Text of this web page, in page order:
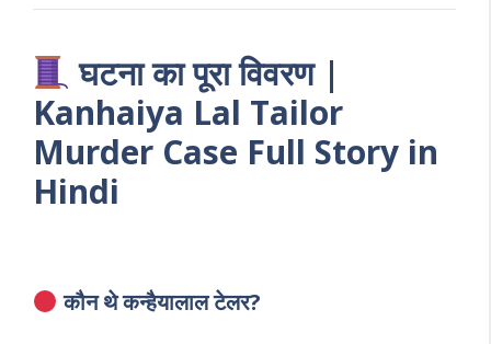
घटना का पूरा विवरण |
Kanhaiya Lal Tailor
Murder Case Full Story in
Hindi
कौन थे कन्हैयालाल टेलर?